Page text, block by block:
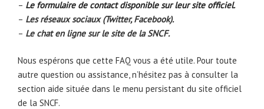
– Le formulaire de contact disponible sur leur site officiel.
– Les réseaux sociaux (Twitter, Facebook).
– Le chat en ligne sur le site de la SNCF.
Nous espérons que cette FAQ vous a été utile. Pour toute
autre question ou assistance, n’hésitez pas à consulter la
section aide située dans le menu persistant du site officiel
de la SNCF.